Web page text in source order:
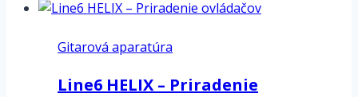
Gitarová aparatúra
Line6 HELIX – Priradenie